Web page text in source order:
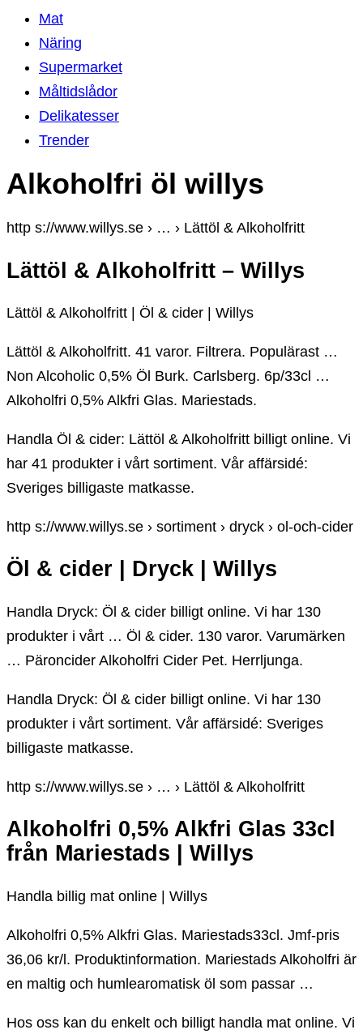
Mat
Näring
Supermarket
Måltidslådor
Delikatesser
Trender
Alkoholfri öl willys
http s://www.willys.se › … › Lättöl & Alkoholfritt
Lättöl & Alkoholfritt – Willys
Lättöl & Alkoholfritt | Öl & cider | Willys
Lättöl & Alkoholfritt. 41 varor. Filtrera. Populärast …
Non Alcoholic 0,5% Öl Burk. Carlsberg. 6p/33cl …
Alkoholfri 0,5% Alkfri Glas. Mariestads.
Handla Öl & cider: Lättöl & Alkoholfritt billigt online. Vi
har 41 produkter i vårt sortiment. Vår affärsidé:
Sveriges billigaste matkasse.
http s://www.willys.se › sortiment › dryck › ol-och-cider
Öl & cider | Dryck | Willys
Handla Dryck: Öl & cider billigt online. Vi har 130
produkter i vårt … Öl & cider. 130 varor. Varumärken
… Päroncider Alkoholfri Cider Pet. Herrljunga.
Handla Dryck: Öl & cider billigt online. Vi har 130
produkter i vårt sortiment. Vår affärsidé: Sveriges
billigaste matkasse.
http s://www.willys.se › … › Lättöl & Alkoholfritt
Alkoholfri 0,5% Alkfri Glas 33cl
från Mariestads | Willys
Handla billig mat online | Willys
Alkoholfri 0,5% Alkfri Glas. Mariestads33cl. Jmf-pris
36,06 kr/l. Produktinformation. Mariestads Alkoholfri är
en maltig och humlearomatisk öl som passar …
Hos oss kan du enkelt och billigt handla mat online. Vi